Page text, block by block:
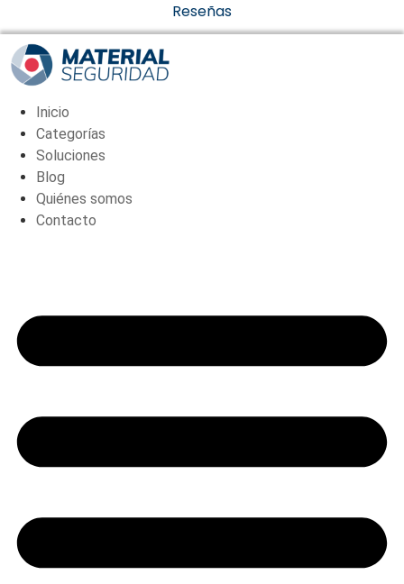
AV
(AV-
HDMI-
CONVERTER)
cantidad
Reseñas
Inicio
Categorías
Soluciones
Blog
Quiénes somos
Contacto